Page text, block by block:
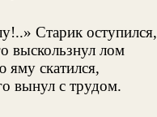
Старик оступился,
выскользнул лом
яму скатился,
вынул с трудом.